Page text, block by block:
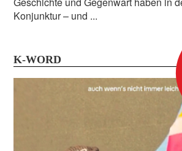
Konjunktur – und ...
K-WORD